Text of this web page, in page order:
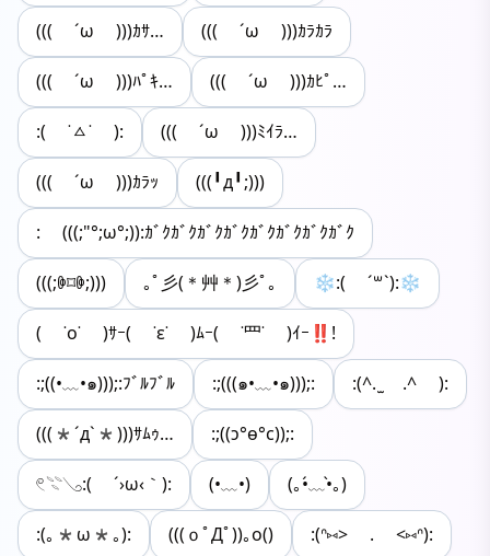
((( ´ω )))ｶｻ… ((( ´ω )))ｶﾗｶﾗ
((( ´ω )))ﾊﾟｷ… ((( ´ω )))ｶﾋﾟ…
:( ˙ㅿ˙ ): ((( ´ω )))ﾐｲﾗ…
((( ´ω )))ｶﾗｯ (((╹д╹;)))
: (((;"°;ω°;)):ｶﾞｸｶﾞｸｶﾞｸｶﾞｸｶﾞｸｶﾞｸｶﾞｸｶﾞｸ
(((;ꏏ⌑ꏏ;))) ｡ﾟ彡(＊艸＊)彡ﾟ｡ ❄:( ´꒳`):❄
( ˙o˙ )ｻｰ( ˙ε˙ )ﾑｰ( ˙罒˙ )ｲｰ‼!
:;((•﹏•๑)));:ﾌﾞﾙﾌﾞﾙ :;(((๑•﹏•๑)));: :(^. ̫ .^ ):
(((*´д`*)))ｻﾑｩ… :;((ɔ°ө°c));:
𓏲𓇢𓂅:( ´›ω‹｀): (•﹏•) (｡•́﹏•̀｡)
:(｡*ω*｡): (((ｏﾟДﾟ))｡o() :(ᐢ⑅> . <⑅ᐢ):